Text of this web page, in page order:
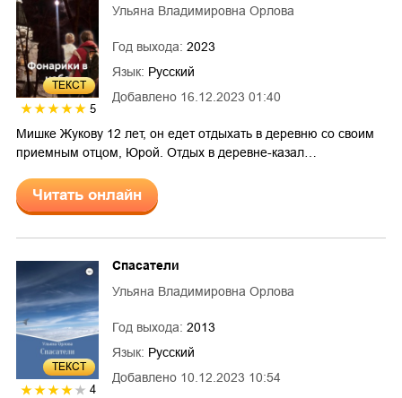
ТЕКСТ
5
Добавлено 16.12.2023 01:40
Ульяна Владимировна Орлова
Год выхода: 2023
Язык: Русский
Мишке Жукову 12 лет, он едет отдыхать в деревню со своим
приемным отцом, Юрой. Отдых в деревне-казал…
Читать онлайн
ТЕКСТ
4
Добавлено 10.12.2023 10:54
Спасатели
Ульяна Владимировна Орлова
Год выхода: 2013
Язык: Русский